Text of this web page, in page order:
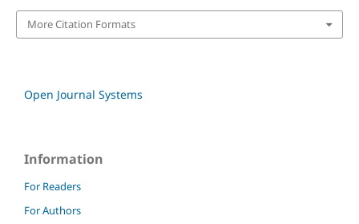
More Citation Formats
Open Journal Systems
Information
For Readers
For Authors